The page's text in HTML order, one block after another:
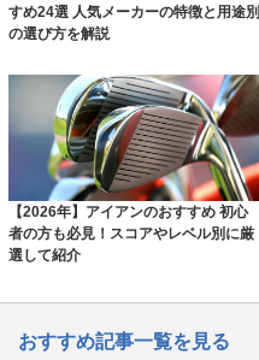
すめ24選 人気メーカーの特徴と用途別
の選び方を解説
【2026年】アイアンのおすすめ 初心
者の方も必見！スコアやレベル別に厳
選して紹介
おすすめ記事一覧を見る